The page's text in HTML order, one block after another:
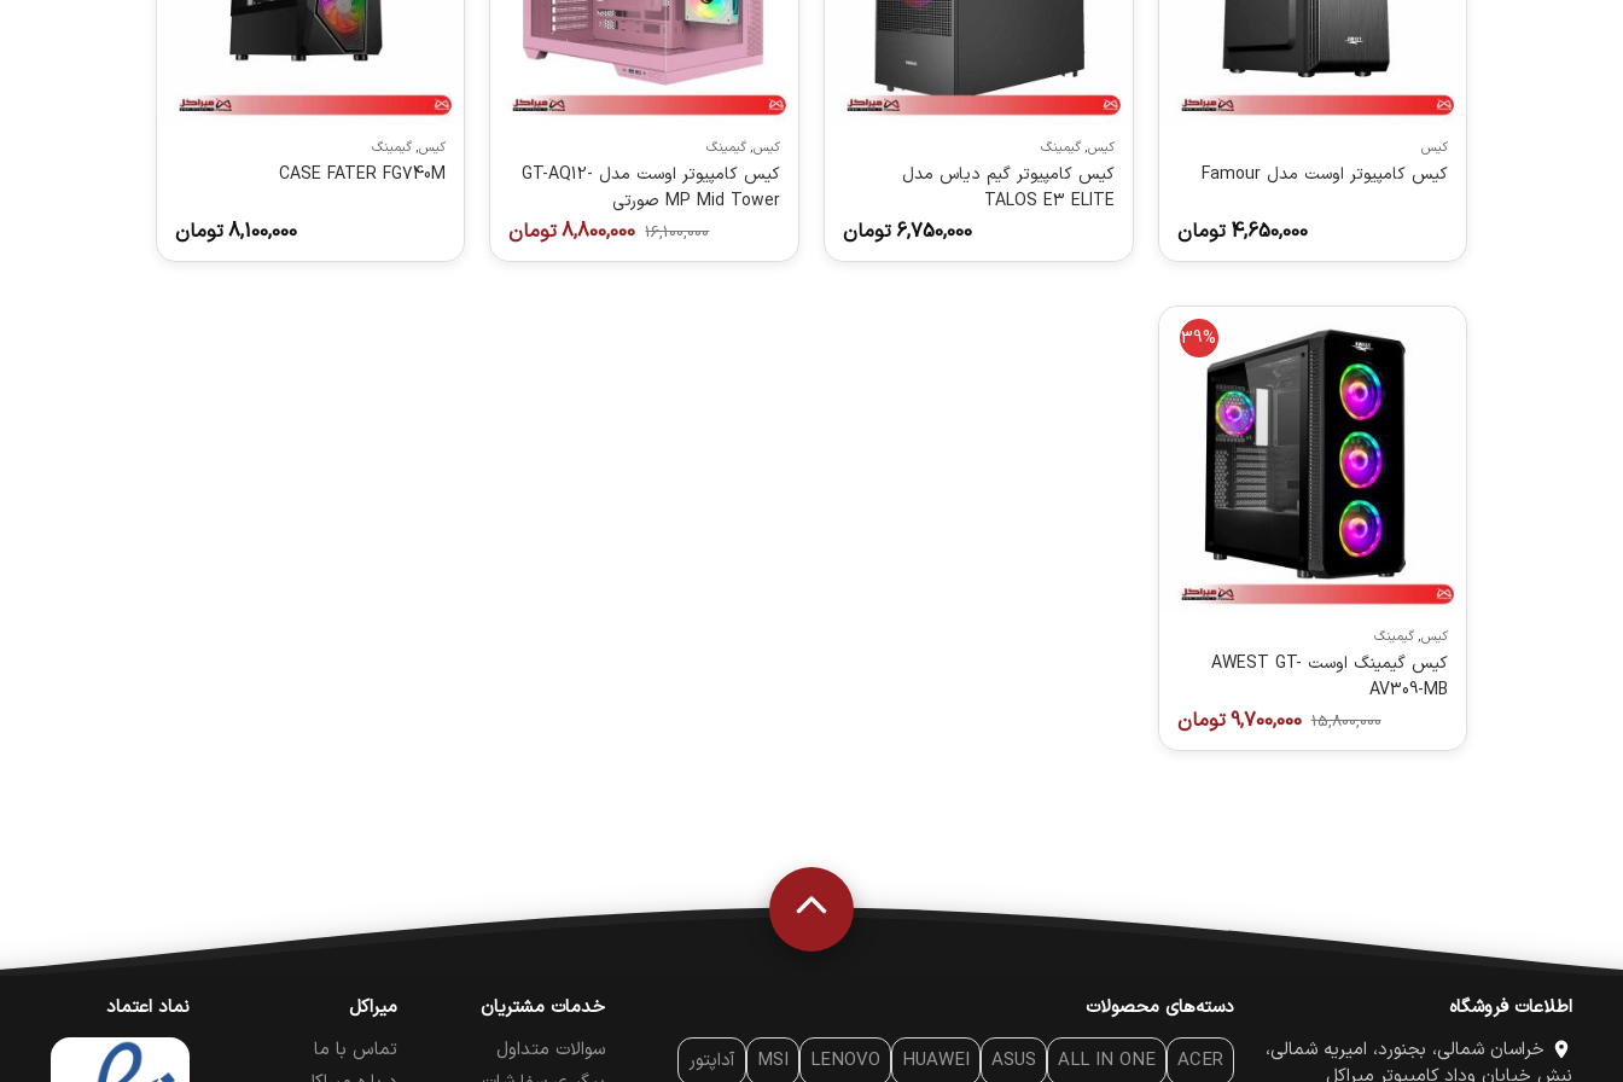
کیس
کیس کامپیوتر اوست مدل Famour
4,650,000 تومان
کیس,گیمینگ
کیس کامپیوتر گیم دیاس مدل
TALOS E3 ELITE
6,750,000 تومان
کیس,گیمینگ
کیس کامپیوتر اوست مدل GT-AQ12-
MP Mid Tower صورتی
16,100,000
8,800,000تومان
کیس,گیمینگ
CASE FATER FG740M
8,100,000تومان
39%
کیس,گیمینگ
کیس گیمینگ اوست AWEST GT-
AV309-MB
15,800,000
9,700,000تومان
اطلاعات فروشگاه
خراسان شمالی، بجنورد، امیریه شمالی،
نبش خیابان وداد کامپیوتر میراکل
دسته‌های محصولات
ACER
ALL IN ONE
ASUS
HUAWEI
LENOVO
MSI آداپتور
خدمات مشتریان
سوالات متداول
میراکل
تماس با ما
نماد اعتماد